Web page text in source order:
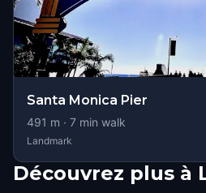
Santa Monica Pier
491 m · 7 min walk
Landmark
Découvrez plus à